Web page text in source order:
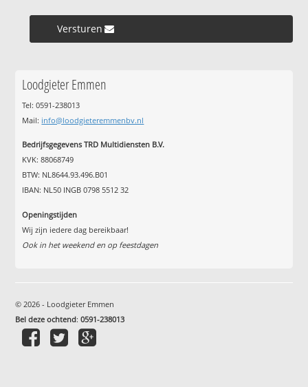
Versturen »
Loodgieter Emmen
Tel: 0591-238013
Mail: info@loodgieteremmenbv.nl
Bedrijfsgegevens TRD Multidiensten B.V.
KVK: 88068749
BTW: NL8644.93.496.B01
IBAN: NL50 INGB 0798 5512 32
Openingstijden
Wij zijn iedere dag bereikbaar!
Ook in het weekend en op feestdagen
© 2026 - Loodgieter Emmen
Bel deze ochtend:0591-238013